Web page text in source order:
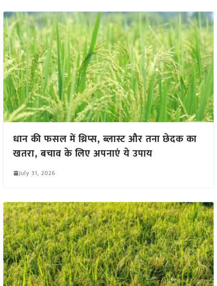
धान की फसल में थ्रिप्स, ब्लास्ट और तना छेदक का
खतरा, बचाव के लिए अपनाएं ये उपाय
July 31, 2026